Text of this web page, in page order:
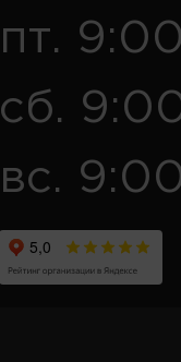
пт.
сб.
вс.